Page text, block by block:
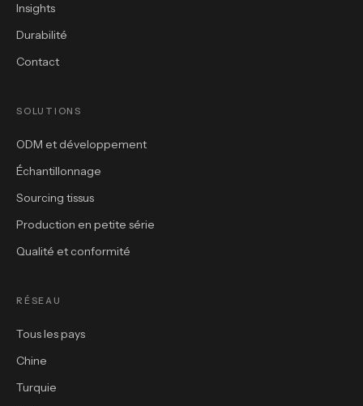
Insights
Durabilité
Contact
SOLUTIONS
ODM et développement
Échantillonnage
Sourcing tissus
Production en petite série
Qualité et conformité
RÉSEAU
Tous les pays
Chine
Turquie